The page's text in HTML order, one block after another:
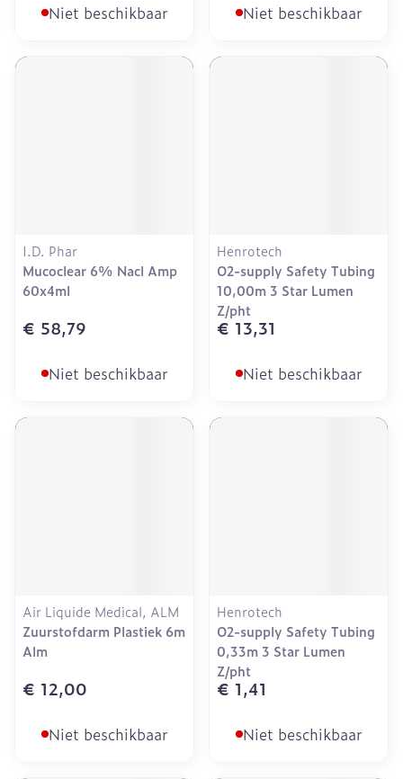
Niet beschikbaar Niet beschikbaar
I.D. Phar
Mucoclear 6% Nacl Amp
60x4ml
€ 58,79
Niet beschikbaar
Henrotech
O2-supply Safety Tubing
10,00m 3 Star Lumen
Z/pht
€ 13,31
Niet beschikbaar
Air Liquide Medical, ALM
Zuurstofdarm Plastiek 6m
Alm
€ 12,00
Niet beschikbaar
Henrotech
O2-supply Safety Tubing
0,33m 3 Star Lumen
Z/pht
€ 1,41
Niet beschikbaar